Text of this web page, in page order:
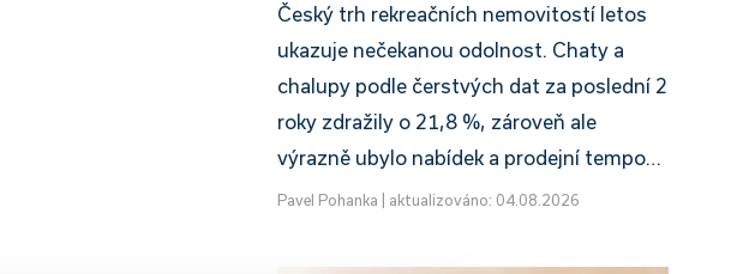
Český trh rekreačních nemovitostí letos
ukazuje nečekanou odolnost. Chaty a
chalupy podle čerstvých dat za poslední 2
roky zdražily o 21,8 %, zároveň ale
výrazně ubylo nabídek a prodejní tempo…
Pavel Pohanka aktualizováno: 04.08.2026